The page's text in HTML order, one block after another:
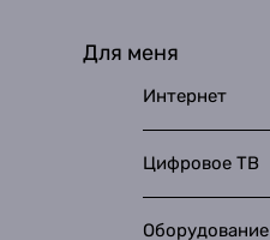
Для меня
Интернет
Цифровое ТВ
Оборудование